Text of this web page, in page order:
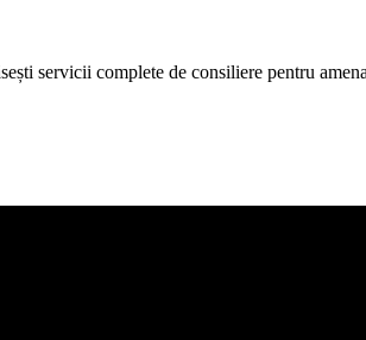
servicii complete de consiliere pentru